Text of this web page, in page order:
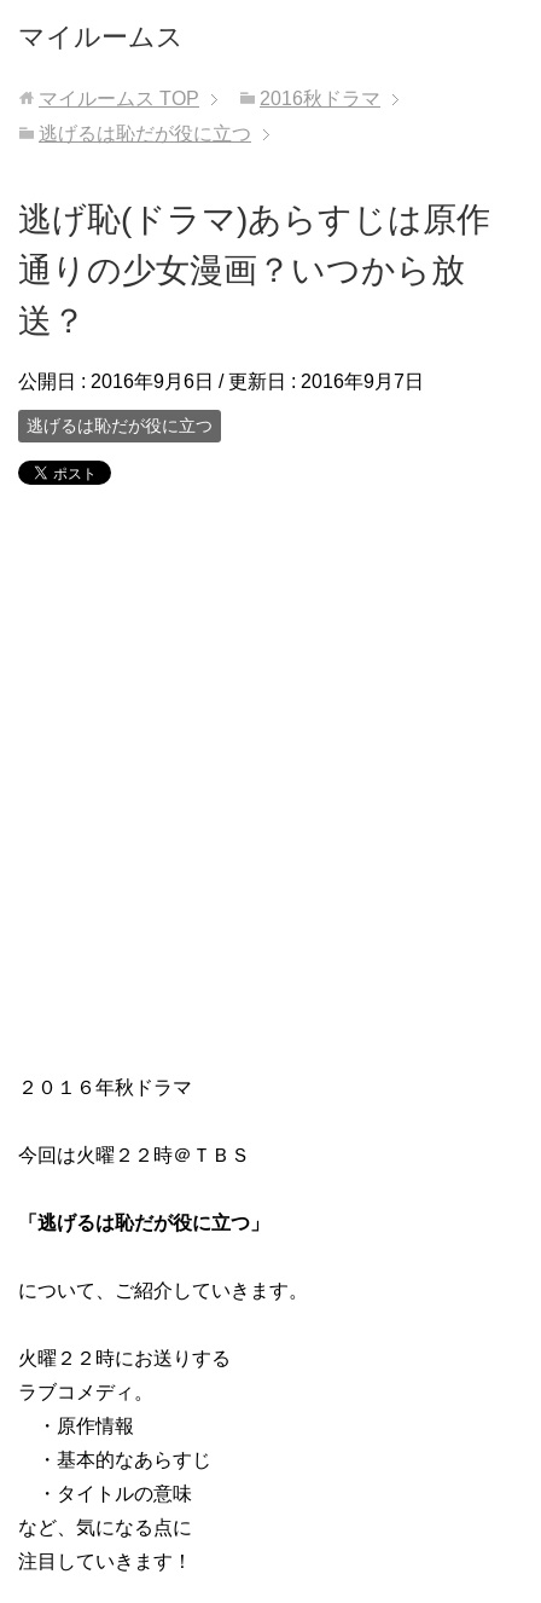
マイルームス
マイルームス TOP
2016秋ドラマ
逃げるは恥だが役に立つ
逃げ恥(ドラマ)あらすじは原作
通りの少女漫画？いつから放
送？
公開日 : 2016年9月6日 / 更新日 : 2016年9月7日
逃げるは恥だが役に立つ
２０１６年秋ドラマ
今回は火曜２２時＠ＴＢＳ
「逃げるは恥だが役に立つ」
について、ご紹介していきます。
火曜２２時にお送りする
ラブコメディ。
・原作情報
・基本的なあらすじ
・タイトルの意味
など、気になる点に
注目していきます！